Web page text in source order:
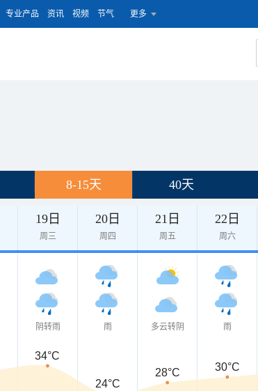
专业产品 资讯 视频 节气 更多
8-15天 40天
19日
周三
20日
周四
21日
周五
22日
周六
阴转雨 雨 多云转阴 雨
34°C
24°C
28°C 30°C